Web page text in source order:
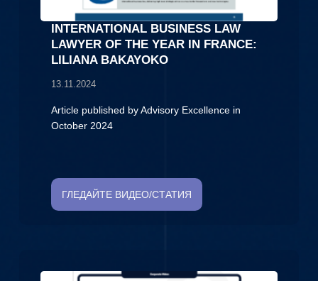
INTERNATIONAL BUSINESS LAW
LAWYER OF THE YEAR IN FRANCE:
LILIANA BAKAYOKO
13.11.2024
Article published by Advisory Excellence in
October 2024
ГЛЕДАЙТЕ ВИДЕО/СТАТИЯ